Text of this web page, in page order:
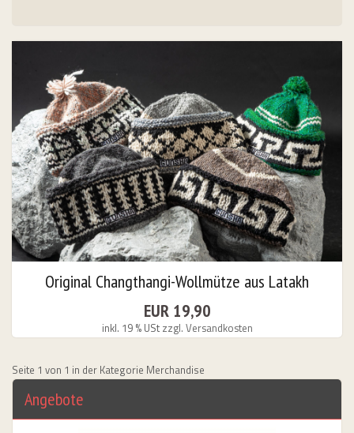
Naben
Original Changthangi-Wollmütze aus Latakh
EUR 19,90
inkl. 19 % USt zzgl. Versandkosten
Seite 1 von 1 in der Kategorie Merchandise
Angebote